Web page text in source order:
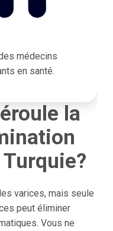
médecins
en santé.
la
varices, mais seule
peut éliminer
Vous ne